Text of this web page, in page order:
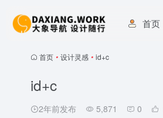
首页
首页 • 设计灵感 • id+c
id+c
2年前发布 5,871 0